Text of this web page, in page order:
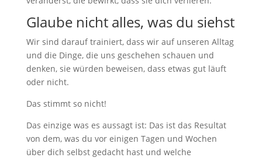
Glaube nicht alles, was du siehst
Wir sind darauf trainiert, dass wir auf unseren Alltag
und die Dinge, die uns geschehen schauen und
denken, sie würden beweisen, dass etwas gut läuft
oder nicht.
Das stimmt so nicht!
Das einzige was es aussagt ist: Das ist das Resultat
von dem, was du vor einigen Tagen und Wochen
über dich selbst gedacht hast und welche